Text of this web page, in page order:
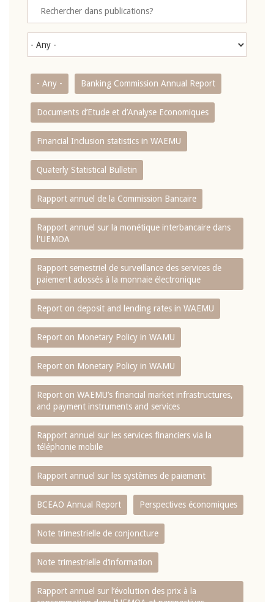
- Any - Banking Commission Annual Report
Documents d’Etude et d’Analyse Economiques
Financial Inclusion statistics in WAEMU
Quaterly Statistical Bulletin
Rapport annuel de la Commission Bancaire
Rapport annuel sur la monétique interbancaire dans
l'UEMOA
Rapport semestriel de surveillance des services de
paiement adossés à la monnaie électronique
Report on deposit and lending rates in WAEMU
Report on Monetary Policy in WAMU
Report on Monetary Policy in WAMU
Report on WAEMU’s financial market infrastructures,
and payment instruments and services
Rapport annuel sur les services financiers via la
téléphonie mobile
Rapport annuel sur les systèmes de paiement
BCEAO Annual Report Perspectives économiques
Note trimestrielle de conjoncture
Note trimestrielle d‘information
Rapport annuel sur l‘évolution des prix à la